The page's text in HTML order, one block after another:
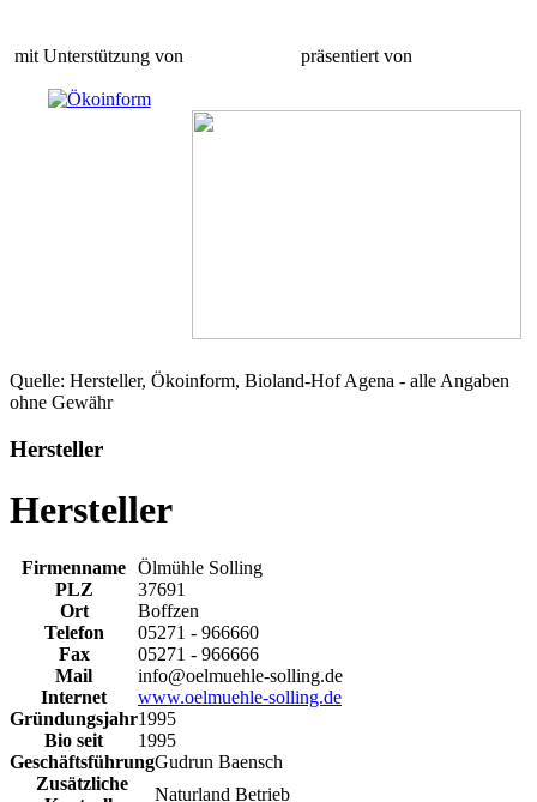
mit Unterstützung von präsentiert von
Quelle: Hersteller, Ökoinform, Bioland-Hof Agena - alle Angaben
ohne Gewähr
Hersteller
Hersteller
Firmenname Ölmühle Solling
PLZ
37691
Ort
Boffzen
Telefon
05271 - 966660
Fax
05271 - 966666
Mail
info@oelmuehle-solling.de
Internet
www.oelmuehle-solling.de
Gründungsjahr1995
Bio seit
1995
GeschäftsführungGudrun Baensch
Zusätzliche
Naturland Betrieb